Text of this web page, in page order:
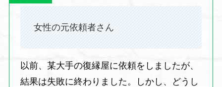
女性の元依頼者さん
以前、某大手の復縁屋に依頼をしましたが、
結果は失敗に終わりました。しかし、どうし